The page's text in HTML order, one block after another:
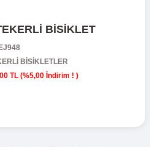
BİSİKLET
BİSİKLETLER
TL (%5,00 İndirim ! )